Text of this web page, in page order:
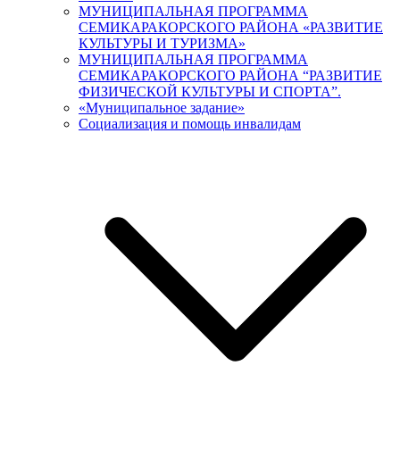
МУНИЦИПАЛЬНАЯ ПРОГРАММА
СЕМИКАРАКОРСКОГО РАЙОНА «РАЗВИТИЕ
КУЛЬТУРЫ И ТУРИЗМА»
МУНИЦИПАЛЬНАЯ ПРОГРАММА
СЕМИКАРАКОРСКОГО РАЙОНА “РАЗВИТИЕ
ФИЗИЧЕСКОЙ КУЛЬТУРЫ И СПОРТА”.
«Муниципальное задание»
Социализация и помощь инвалидам